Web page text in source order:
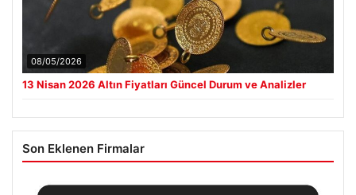
08/05/2026
13 Nisan 2026 Altın Fiyatları Güncel Durum ve Analizler
Son Eklenen Firmalar